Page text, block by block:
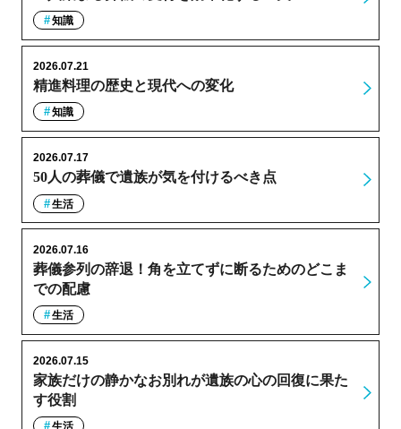
知識
精進料理の歴史と現代への変化
2026.07.21
知識
50人の葬儀で遺族が気を付けるべき点
2026.07.17
生活
葬儀参列の辞退！角を立てずに断るためのどこま
での配慮
2026.07.16
生活
家族だけの静かなお別れが遺族の心の回復に果た
す役割
2026.07.15